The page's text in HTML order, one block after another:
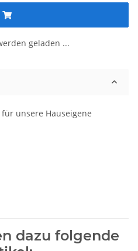
geladen ...
unsere Hauseigene
dazu folgende